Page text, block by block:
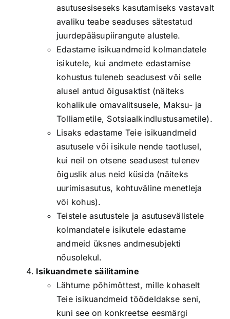
asutusesiseseks kasutamiseks vastavalt
avaliku teabe seaduses sätestatud
juurdepääsupiirangute alustele.
Edastame isikuandmeid kolmandatele
isikutele, kui andmete edastamise
kohustus tuleneb seadusest või selle
alusel antud õigusaktist (näiteks
kohalikule omavalitsusele, Maksu- ja
Tolliametile, Sotsiaalkindlustusametile).
Lisaks edastame Teie isikuandmeid
asutusele või isikule nende taotlusel,
kui neil on otsene seadusest tulenev
õiguslik alus neid küsida (näiteks
uurimisasutus, kohtuväline menetleja
või kohus).
Teistele asutustele ja asutusevälistele
kolmandatele isikutele edastame
andmeid üksnes andmesubjekti
nõusolekul.
Isikuandmete säilitamine
Lähtume põhimõttest, mille kohaselt
Teie isikuandmeid töödeldakse seni,
kuni see on konkreetse eesmärgi